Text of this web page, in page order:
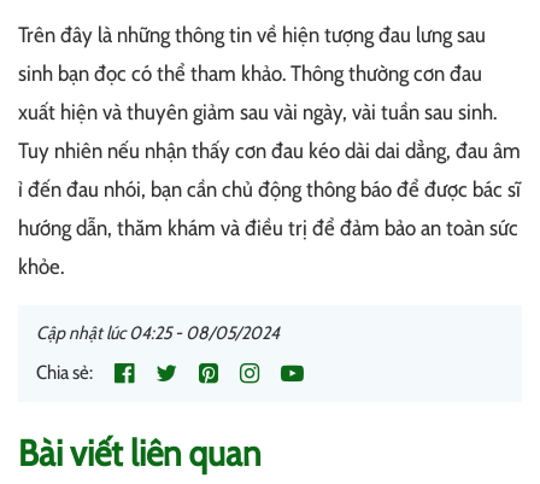
Trên đây là những thông tin về hiện tượng đau lưng sau
sinh bạn đọc có thể tham khảo. Thông thường cơn đau
xuất hiện và thuyên giảm sau vài ngày, vài tuần sau sinh.
Tuy nhiên nếu nhận thấy cơn đau kéo dài dai dẳng, đau âm
ỉ đến đau nhói, bạn cần chủ động thông báo để được bác sĩ
hướng dẫn, thăm khám và điều trị để đảm bảo an toàn sức
khỏe.
Cập nhật lúc 04:25 - 08/05/2024
Chia sẻ:
Bài viết liên quan